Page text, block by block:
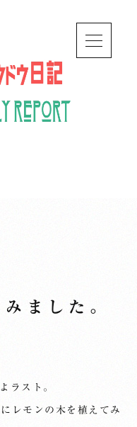
ました。
ラスト。
レモンの木を植えてみ